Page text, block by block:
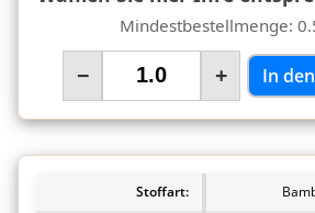
Mindestbestellmenge:
− + In
Stoffart: